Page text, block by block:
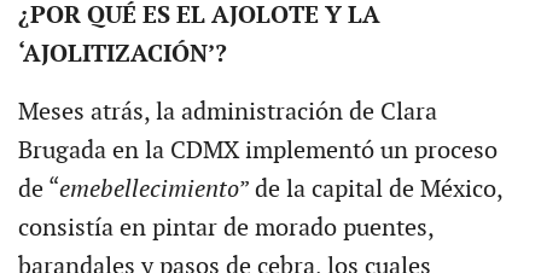
¿POR QUÉ ES EL AJOLOTE Y LA
‘AJOLITIZACIÓN’?
Meses atrás, la administración de Clara
Brugada en la CDMX implementó un proceso
de “emebellecimiento” de la capital de México,
consistía en pintar de morado puentes,
barandales y pasos de cebra, los cuales